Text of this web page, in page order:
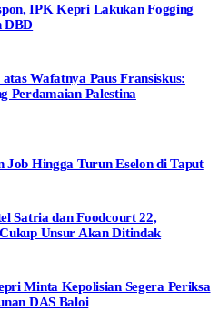
IPK Kepri Lakukan Fogging
DBD
Wafatnya Paus Fransiskus:
Perdamaian Palestina
Job Hingga Turun Eselon di Taput
Satria dan Foodcourt 22,
Unsur Akan Ditindak
Minta Kepolisian Segera Periksa
DAS Baloi